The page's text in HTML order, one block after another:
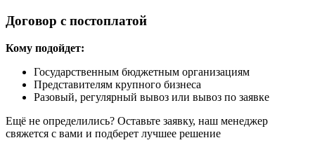
Договор с постоплатой
Кому подойдет:
Государственным бюджетным организациям
Представителям крупного бизнеса
Разовый, регулярный вывоз или вывоз по заявке
Ещё не определились? Оставьте заявку, наш менеджер
свяжется с вами и подберет лучшее решение